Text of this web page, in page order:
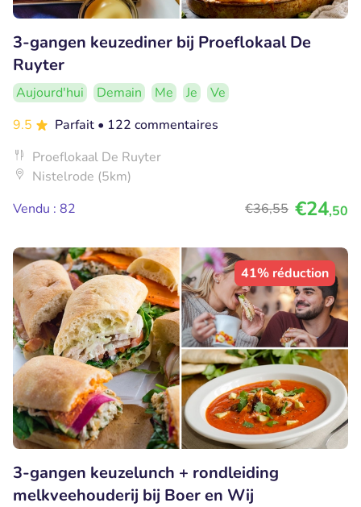
3-gangen keuzediner bij Proeflokaal De
Ruyter
Aujourd'hui Demain Me Je
Ve
9.5
Parfait • 122 commentaires
Proeflokaal De Ruyter
Nistelrode (5km)
Vendu : 82
€36,55 €24,50
41% réduction
3-gangen keuzelunch + rondleiding
melkveehouderij bij Boer en Wij